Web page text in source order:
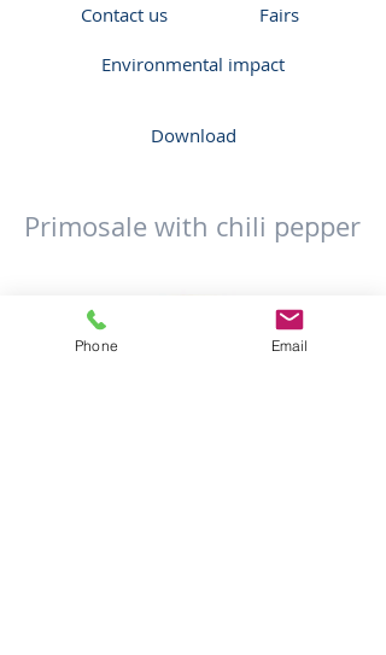
Contact us Fairs
Environmental impact
Download
Primosale with chili pepper
Phone Email